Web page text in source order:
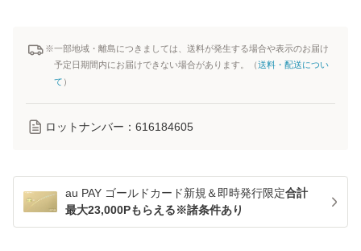
※一部地域・離島につきましては、送料が発生する場合や表示のお届け
予定日期間内にお届けできない場合があります。（送料・配送につい
て ）
ロットナンバー： 616184605
au PAY ゴールドカード新規＆即時発行限定合計
最大23,000Pもらえる※諸条件あり